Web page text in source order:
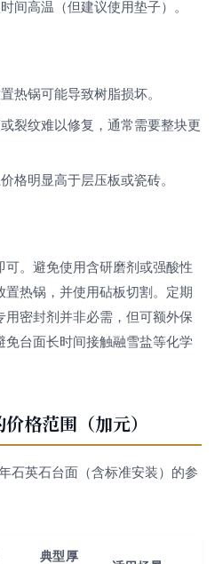
间高温（但建议使用垫子）。
热锅可能导致树脂损坏。
或裂纹难以修复，通常需要整块更
格明显高于层压板或瓷砖。
可。避免使用含研磨剂或强酸性
热锅，并使用砧板切割。定期
用密封剂并非必需，但可额外保
台面长时间接触融雪盐等化学
格范围（加元）
石英石台面（含标准安装）的参
典型厚